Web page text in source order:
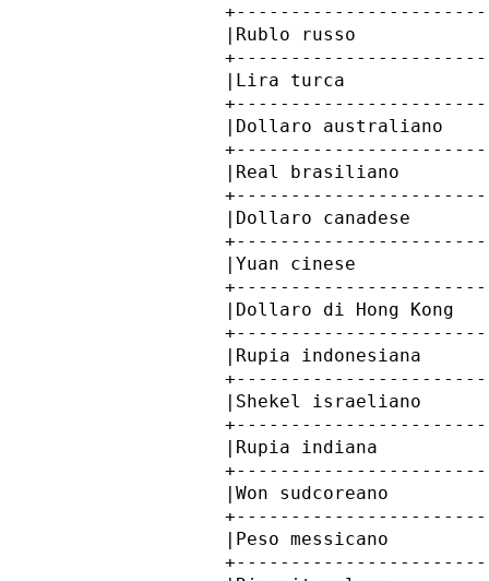
|Rublo russo
|Lira turca
|Dollaro australiano
|Real brasiliano
|Dollaro canadese
|Yuan cinese
|Dollaro di Hong Kong
|Rupia indonesiana
|Shekel israeliano
|Rupia indiana
|Won sudcoreano
|Peso messicano